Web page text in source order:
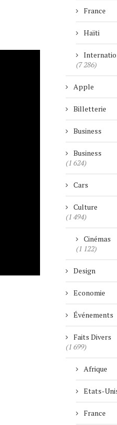
France
Haïti
(7 286)
Apple
Billetterie
Business
Business
(1 624)
Cars
Culture
(1 494)
Cinémas
(1 122)
Design
Economie
Événements
Faits Divers
(1 699)
Afrique
Etats-
France